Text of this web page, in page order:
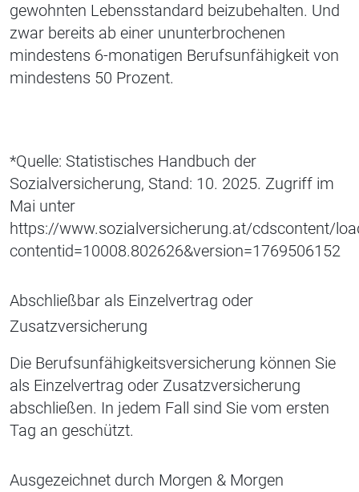
gewohnten Lebensstandard beizubehalten. Und
zwar bereits ab einer ununterbrochenen
mindestens 6-monatigen Berufsunfähigkeit von
mindestens 50 Prozent.
*Quelle: Statistisches Handbuch der
Sozialversicherung, Stand: 10. 2025. Zugriff im
Mai unter
https://www.sozialversicherung.at/cdscontent/
contentid=10008.802626&version=1769506152
Abschließbar als Einzelvertrag oder
Zusatzversicherung
Die Berufsunfähigkeitsversicherung können Sie
als Einzelvertrag oder Zusatzversicherung
abschließen. In jedem Fall sind Sie vom ersten
Tag an geschützt.
Ausgezeichnet durch Morgen & Morgen